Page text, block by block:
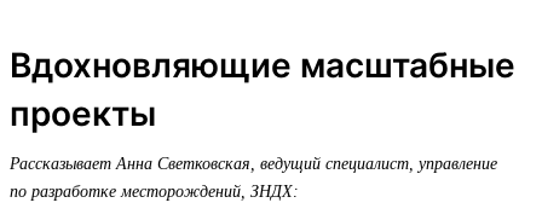
Вдохновляющие масштабные
проекты
Рассказывает Анна Светковская, ведущий специалист, управление
по разработке месторождений, ЗНДХ: